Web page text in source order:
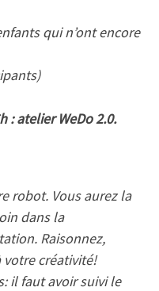
qui n’ont encore
: atelier WeDo 2.0.
robot. Vous aurez la
dans la
Raisonnez,
votre créativité!
il faut avoir suivi le